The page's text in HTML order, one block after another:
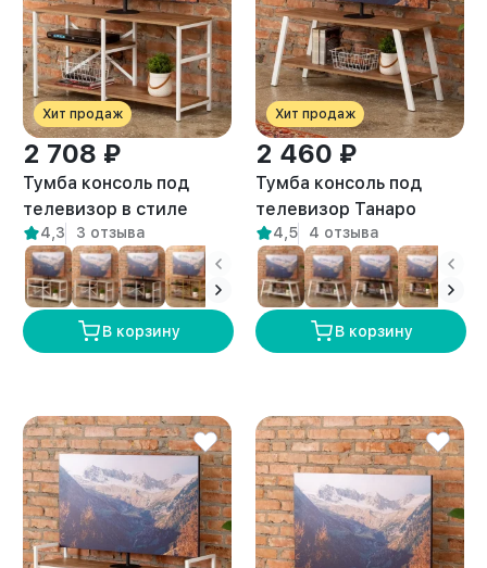
Хит продаж
2 708 ₽
Тумба консоль под
телевизор в стиле
лофт Арно белый/
амаретто
4,3 3 отзыва
В корзину
Хит продаж
2 460 ₽
Тумба консоль под
телевизор Танаро
белый/амаретто
4,5 4 отзыва
В корзину